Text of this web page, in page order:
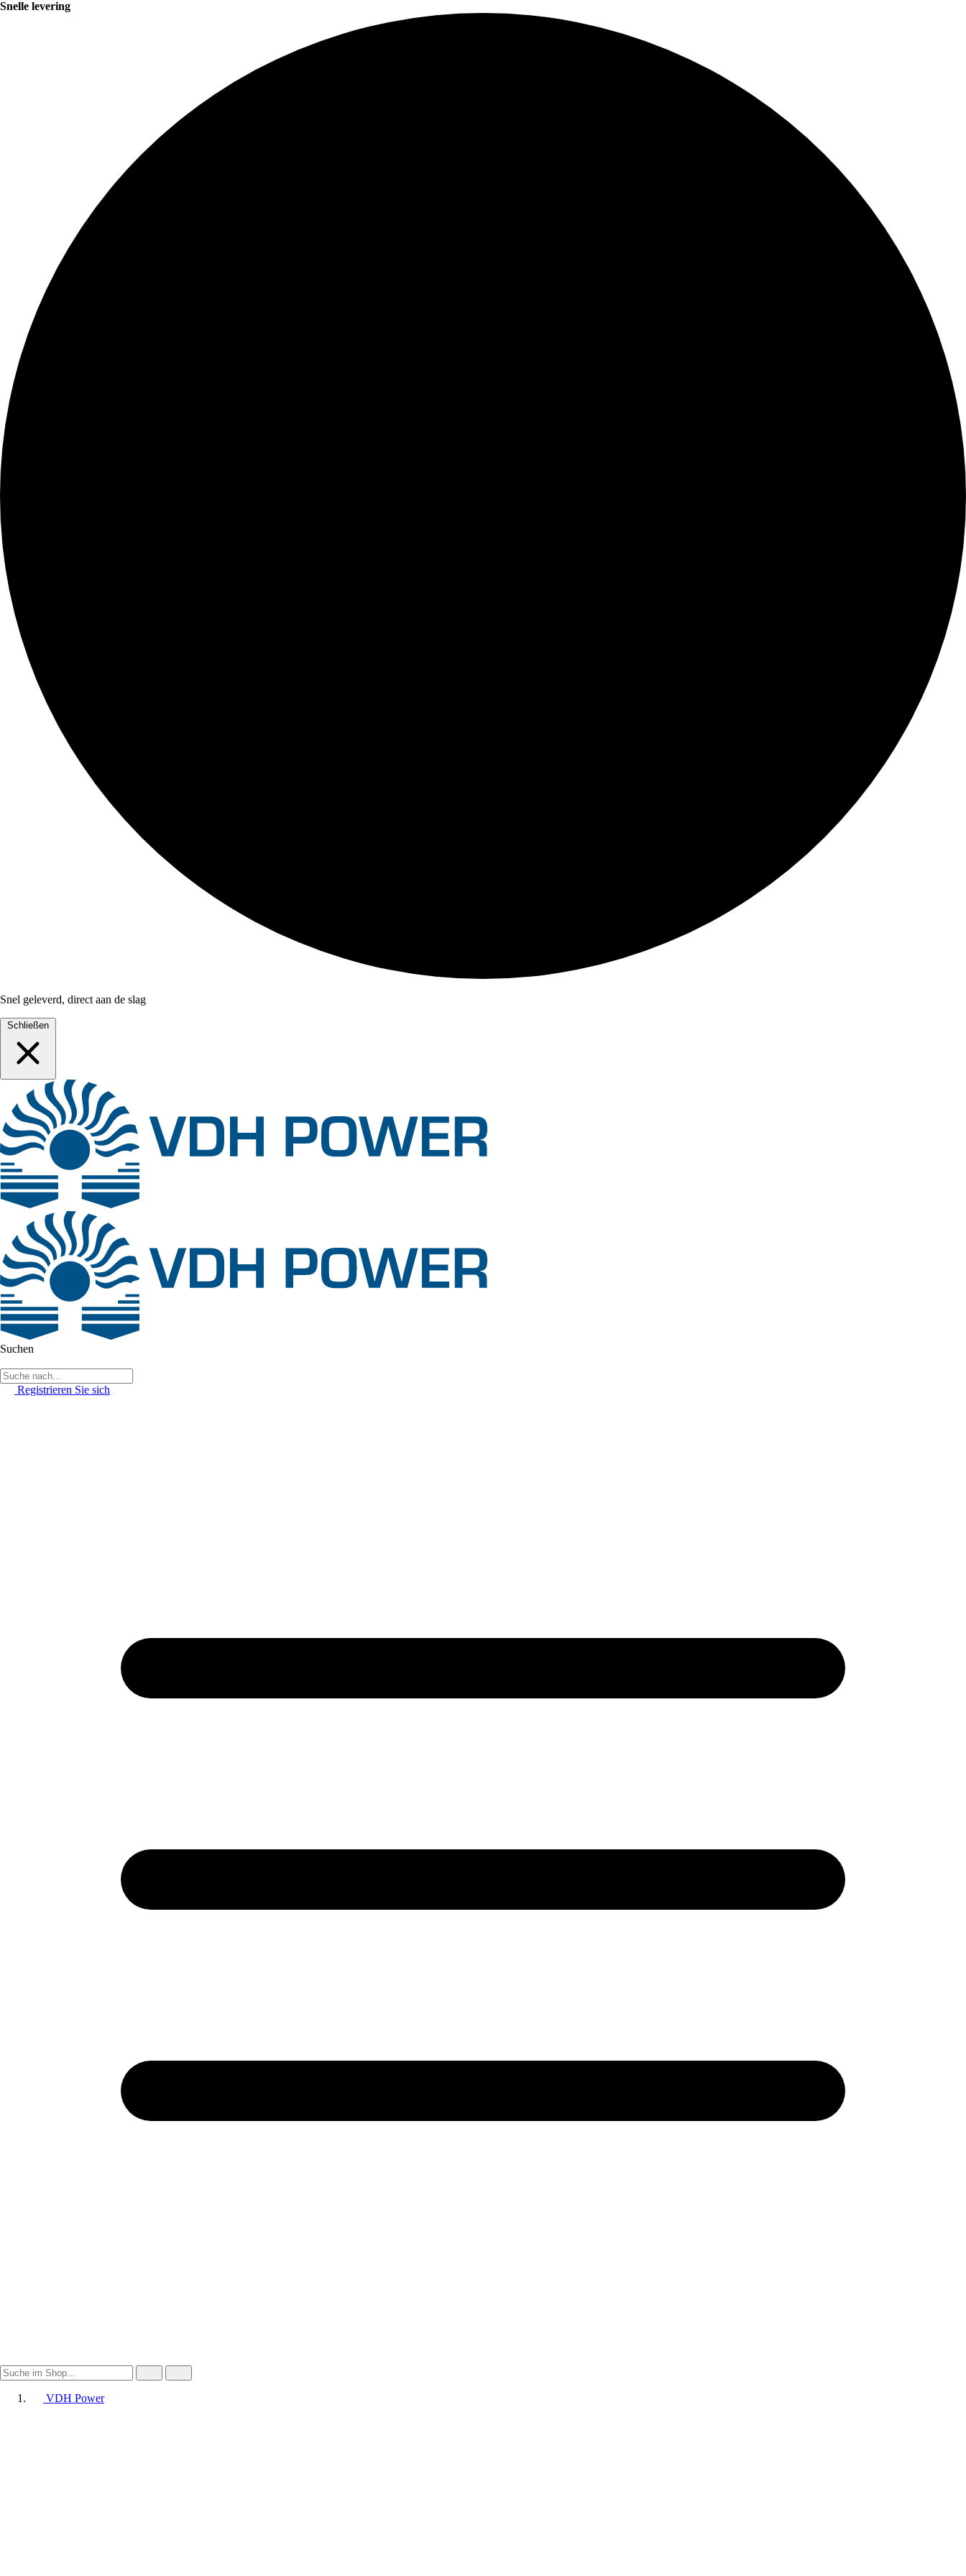
Snelle levering
Snel geleverd, direct aan de slag
Schließen
Suchen
Registrieren Sie sich
VDH Power